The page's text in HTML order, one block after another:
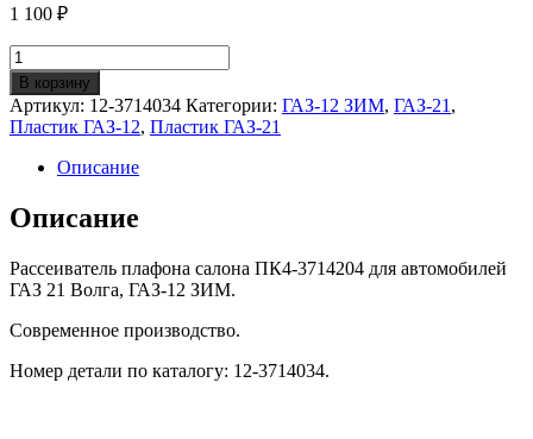
1 100 ₽
Количество
Рассеиватель
плафона
салона
ГАЗ-21/12
В корзину
Артикул: 12-3714034 Категории: ГАЗ-12 ЗИМ, ГАЗ-21 ,
Пластик ГАЗ-12, Пластик ГАЗ-21
Описание
Описание
Рассеиватель плафона салона ПК4-3714204 для автомобилей
ГАЗ 21 Волга, ГАЗ-12 ЗИМ.
Современное производство.
Номер детали по каталогу: 12-3714034.